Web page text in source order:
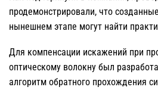
продемонстрировали, что
нынешнем этапе могут найти
Для компенсации искажений при
оптическому волокну был
алгоритм обратного прохождения